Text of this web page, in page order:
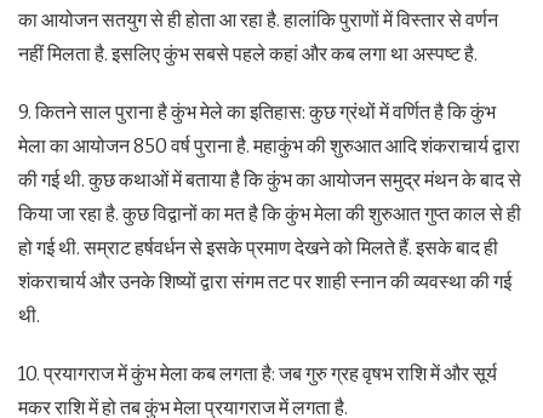
का आयोजन सतयुग से ही होता आ रहा है. हालांकि पुराणों में विस्तार से वर्णन
नहीं मिलता है. इसलिए कुंभ सबसे पहले कहां और कब लगा था अस्पष्ट है.
9. कितने साल पुराना है कुंभ मेले का इतिहास: कुछ ग्रंथों में वर्णित है कि कुंभ
मेला का आयोजन 850 वर्ष पुराना है. महाकुंभ की शुरुआत आदि शंकराचार्य द्वारा
की गई थी. कुछ कथाओं में बताया है कि कुंभ का आयोजन समुद्र मंथन के बाद से
किया जा रहा है. कुछ विद्वानों का मत है कि कुंभ मेला की शुरुआत गुप्त काल से ही
हो गई थी. सम्राट हर्षवर्धन से इसके प्रमाण देखने को मिलते हैं. इसके बाद ही
शंकराचार्य और उनके शिष्यों द्वारा संगम तट पर शाही स्नान की व्यवस्था की गई
थी.
10. प्रयागराज में कुंभ मेला कब लगता है: जब गुरु ग्रह वृषभ राशि में और सूर्य
मकर राशि में हो तब कुंभ मेला प्रयागराज में लगता है.